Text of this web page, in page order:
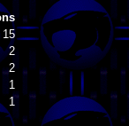
15
2
2
1
1